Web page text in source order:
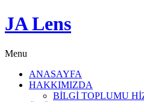
JA Lens
Menu
ANASAYFA
HAKKIMIZDA
BİLGİ TOPLUMU